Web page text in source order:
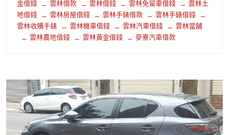
金借錢
雲林借款 雲林借錢 雲林免留車借錢
雲林土
地借錢
雲林房屋借錢 雲林手錶借款
雲林手錶借錢
雲林收購手錶
雲林機車借錢 雲林汽車借錢
雲林當舖
雲林農地借錢
雲林黃金借錢 麥寮汽車借款